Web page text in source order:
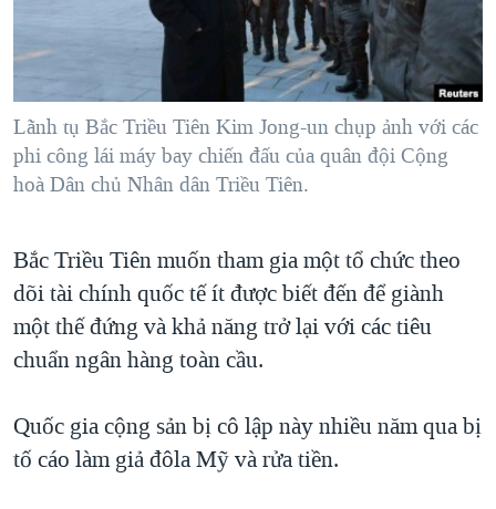
"Tìm"
NGƯỜI VIỆT HẢI NGOẠI
KINH TẾ
KHOA HỌC
SỨC KHOẺ
THỂ THAO
GIÁO DỤC
HÀNH TRÌNH BẦU CỬ 2024
MỘT NĂM CHIẾN TRANH TẠI DẢI GAZA
GIẢI MÃ VÀNH ĐAI & CON ĐƯỜNG
NGÀY TỊ NẠN THẾ GIỚI
CHI PHÍ CHIẾN TRANH AFGHANISTAN
CÁC GIÁ TRỊ CỘNG HÒA Ở VIỆT NAM
THƯỢNG ĐỈNH TRUMP-KIM TẠI VIỆT NAM
NGƯ DÂN VIỆT VÀ LÀN SÓNG TRỘM HẢI SÂM
NGHE
MẠNG XÃ HỘI
Lãnh tụ Bắc Triều Tiên Kim Jong-un chụp ảnh với các
phi công lái máy bay chiến đấu của quân đội Cộng
hoà Dân chủ Nhân dân Triều Tiên.
Bắc Triều Tiên muốn tham gia một tổ chức theo
dõi tài chính quốc tế ít được biết đến để giành
một thế đứng và khả năng trở lại với các tiêu
chuẩn ngân hàng toàn cầu.
Quốc gia cộng sản bị cô lập này nhiều năm qua bị
tố cáo làm giả đôla Mỹ và rửa tiền.